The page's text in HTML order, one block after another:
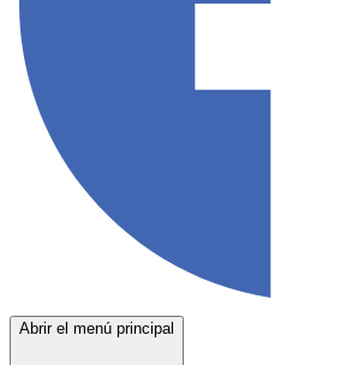
Abrir el menú principal